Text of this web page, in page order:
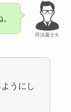
司法書士Ｋ
うにし